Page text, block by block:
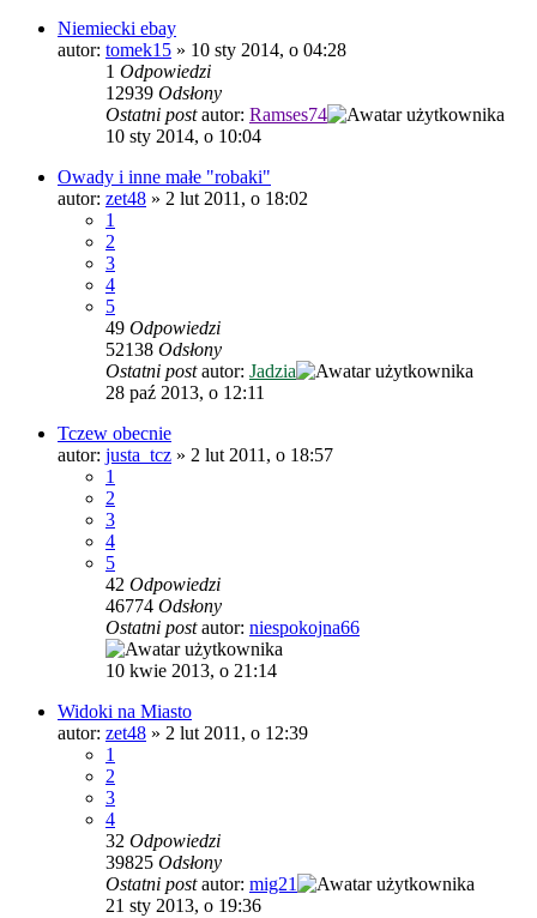
Niemiecki ebay
autor: tomek15 » 10 sty 2014, o 04:28
1 Odpowiedzi
12939 Odsłony
Ostatni postautor: Ramses74
10 sty 2014, o 10:04
Owady i inne małe "robaki"
autor: zet48 » 2 lut 2011, o 18:02
1
2
3
4
5
49 Odpowiedzi
52138 Odsłony
Ostatni postautor: Jadzia
28 paź 2013, o 12:11
Tczew obecnie
autor: justa_tcz » 2 lut 2011, o 18:57
1
2
3
4
5
42 Odpowiedzi
46774 Odsłony
Ostatni postautor: niespokojna66
10 kwie 2013, o 21:14
Widoki na Miasto
autor: zet48 » 2 lut 2011, o 12:39
1
2
3
4
32 Odpowiedzi
39825 Odsłony
Ostatni postautor: mig21
21 sty 2013, o 19:36